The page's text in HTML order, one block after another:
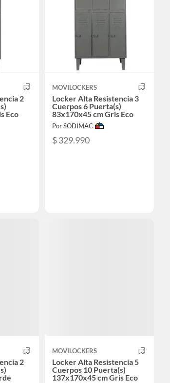
2
Eco
MOVILOCKERS
Locker Alta Resistencia 3
Cuerpos 6 Puerta(s)
83x170x45 cm Gris Eco
Por SODIMAC
$ 329.990
2
MOVILOCKERS
Locker Alta Resistencia 5
Cuerpos 10 Puerta(s)
137x170x45 cm Gris Eco